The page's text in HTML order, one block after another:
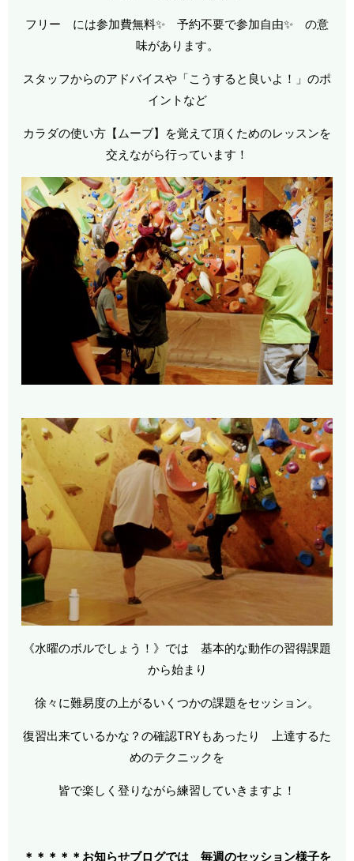
フリー には参加費無料✨ 予約不要で参加自由✨ の意
味があります。
スタッフからのアドバイスや「こうすると良いよ！」のポ
イントなど
カラダの使い方【ムーブ】を覚えて頂くためのレッスンを
交えながら行っています！
《水曜のボルでしょう！》では 基本的な動作の習得課題
から始まり
徐々に難易度の上がるいくつかの課題をセッション。
復習出来ているかな？の確認TRYもあったり 上達するた
めのテクニックを
皆で楽しく登りながら練習していきますよ！
＊＊＊＊＊お知らせブログでは 毎週のセッション様子を